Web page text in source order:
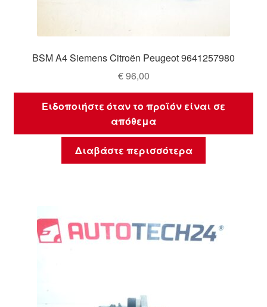
BSM A4 Siemens Citroën Peugeot 9641257980
€96,00
Ειδοποιήστε όταν το προϊόν είναι σε
απόθεμα
Διαβάστε περισσότερα